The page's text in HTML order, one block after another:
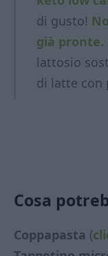
di gusto!
già pronte.
lattosio
di latte con
Cosa
Coppapasta (